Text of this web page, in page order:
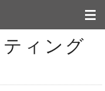
ィング